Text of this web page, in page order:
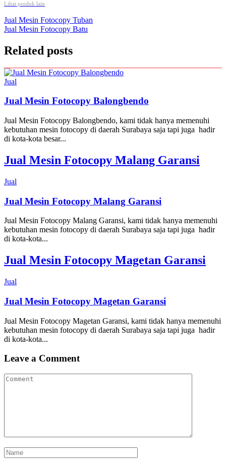
Lihat produk lain
Post
navigation
Jual Mesin Fotocopy Tuban
Jual Mesin Fotocopy Batu
Related posts
Jual
Jual Mesin Fotocopy Balongbendo
Jual Mesin Fotocopy Balongbendo, kami tidak hanya memenuhi
kebutuhan mesin fotocopy di daerah Surabaya saja tapi juga hadir
di kota-kota besar...
Jual Mesin Fotocopy Malang Garansi
Jual
Jual Mesin Fotocopy Malang Garansi
Jual Mesin Fotocopy Malang Garansi, kami tidak hanya memenuhi
kebutuhan mesin fotocopy di daerah Surabaya saja tapi juga hadir
di kota-kota...
Jual Mesin Fotocopy Magetan Garansi
Jual
Jual Mesin Fotocopy Magetan Garansi
Jual Mesin Fotocopy Magetan Garansi, kami tidak hanya memenuhi
kebutuhan mesin fotocopy di daerah Surabaya saja tapi juga hadir
di kota-kota...
Leave a Comment